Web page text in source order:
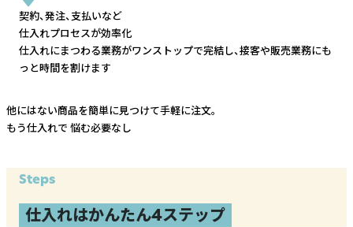
契約、発注、支払いなど
仕入れプロセスが効率化
仕入れにまつわる業務がワンストップで完結し、接客や販売業務にも
っと時間を割けます
他にはない商品を簡単に見つけて手軽に注文。
もう仕入れで 悩む必要なし
Steps
仕入れはかんたん4ステップ